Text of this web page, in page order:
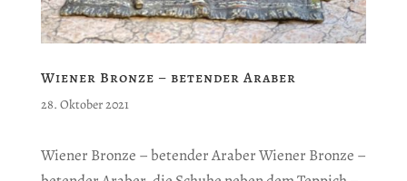
Wiener Bronze – betender Araber
28. Oktober 2021
Wiener Bronze – betender Araber Wiener Bronze –